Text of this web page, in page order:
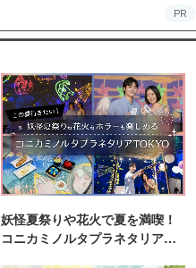
PR
妖怪夏祭りや花火で夏を満喫！
コニカミノルタプラネタリア